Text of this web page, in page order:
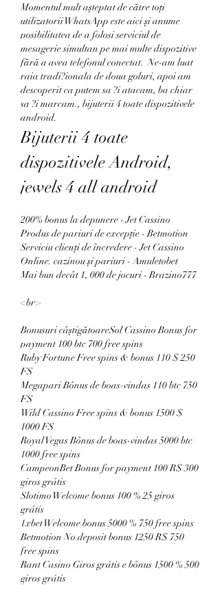
Momentul mult așteptat de către toți
utilizatorii WhatsApp este aici și anume
posibilitatea de a folosi serviciul de
mesagerie simultan pe mai multe dispozitive
fără a avea telefonul conectat.  Ne-am luat
raia tradi?ionala de doua goluri, apoi am
descoperit ca putem sa ?i atacam, ba chiar
sa ?i marcam., bijuterii 4 toate dispozitivele
android.
Bijuterii 4 toate
dispozitivele Android,
jewels 4 all android
200% bonus la depunere - Jet Cassino
Produs de pariuri de excepție - Betmotion
Serviciu clienți de încredere - Jet Cassino
Online. cazinou și pariuri - Amuletobet
Mai bun decât 1, 000 de jocuri - Brazino777
<br>
Bonusuri câștigătoareSol Cassino Bonus for
payment 100 btc 700 free spins
Ruby Fortune Free spins & bonus 110 $ 250
FS
Megapari Bônus de boas-vindas 110 btc 750
FS
Wild Cassino Free spins & bonus 1500 $
1000 FS
Royal Vegas Bônus de boas-vindas 5000 btc
1000 free spins
CampeonBet Bonus for payment 100 R$ 300
giros grátis
Slotimo Welcome bonus 100 % 25 giros
grátis
1xbet Welcome bonus 5000 % 750 free spins
Betmotion No deposit bonus 1250 R$ 750
free spins
Rant Casino Giros grátis e bônus 1500 % 500
giros grátis